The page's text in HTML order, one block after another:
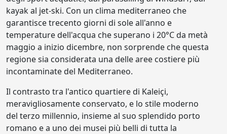
kayak al jet-ski. Con un clima mediterraneo che
garantisce trecento giorni di sole all'anno e
temperature dell'acqua che superano i 20°C da metà
maggio a inizio dicembre, non sorprende che questa
regione sia considerata una delle aree costiere più
incontaminate del Mediterraneo.
Il contrasto tra l'antico quartiere di Kaleiçi,
meravigliosamente conservato, e lo stile moderno
del terzo millennio, insieme al suo splendido porto
romano e a uno dei musei più belli di tutta la